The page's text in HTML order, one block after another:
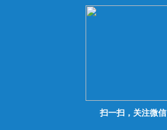
扫一扫，关注微信